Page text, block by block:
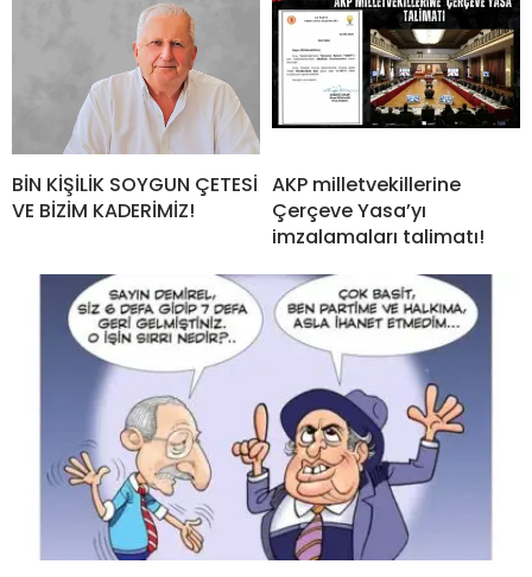
BİN KİŞİLİK SOYGUN ÇETESİ
VE BİZİM KADERİMİZ!
AKP milletvekillerine
Çerçeve Yasa’yı
imzalamaları talimatı!